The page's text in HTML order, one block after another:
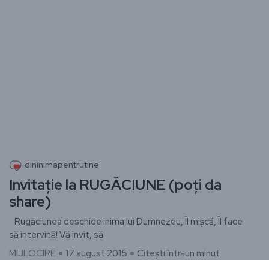
dininimapentrutine
Invitație la RUGĂCIUNE (poți da
share)
Rugăciunea deschide inima lui Dumnezeu, Îl mișcă, Îl face
să intervină! Vă invit, să
MIJLOCIRE
17 august 2015 Citești într-un minut